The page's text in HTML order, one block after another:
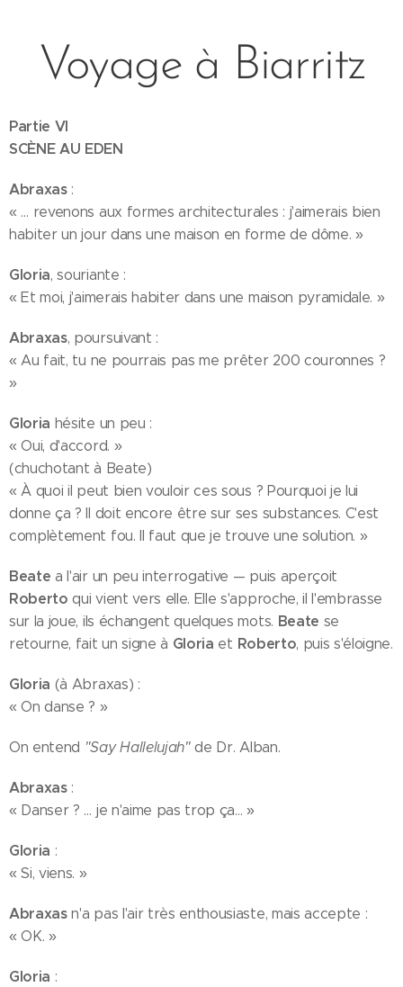
Voyage à Biarritz
Partie VI
SCÈNE AU EDEN
Abraxas:
« … revenons aux formes architecturales : j'aimerais bien
habiter un jour dans une maison en forme de dôme. »
Gloria, souriante :
« Et moi, j'aimerais habiter dans une maison pyramidale. »
Abraxas, poursuivant :
« Au fait, tu ne pourrais pas me prêter 200 couronnes ?
»
Gloria hésite un peu :
« Oui, d'accord. »
(chuchotant à Beate)
« À quoi il peut bien vouloir ces sous ? Pourquoi je lui
donne ça ? Il doit encore être sur ses substances. C'est
complètement fou. Il faut que je trouve une solution. »
Beate a l'air un peu interrogative — puis aperçoit
Roberto qui vient vers elle. Elle s'approche, il l'embrasse
sur la joue, ils échangent quelques mots. Beate se
retourne, fait un signe à Gloria et Roberto, puis s'éloigne.
Gloria (à Abraxas) :
« On danse ? »
On entend "Say Hallelujah"de Dr. Alban.
Abraxas:
« Danser ? … je n'aime pas trop ça… »
Gloria :
« Si, viens. »
Abraxasn'a pas l'air très enthousiaste, mais accepte :
« OK. »
Gloria :